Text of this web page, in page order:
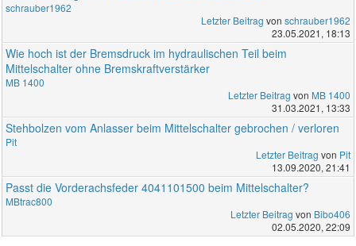
schrauber1962
Letzter Beitrag von schrauber1962
23.05.2021, 18:13
Wie hoch ist der Bremsdruck im hydraulischen Teil beim
Mittelschalter ohne Bremskraftverstärker
MB 1400
Letzter Beitrag von MB 1400
31.03.2021, 13:33
Stehbolzen vom Anlasser beim Mittelschalter gebrochen / verloren
Pit
Letzter Beitrag von Pit
13.09.2020, 21:41
Passt die Vorderachsfeder 4041101500 beim Mittelschalter?
MBtrac800
Letzter Beitrag von Bibo406
02.05.2020, 22:09